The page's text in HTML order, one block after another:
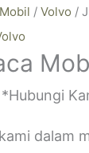
/ Volvo /
*Hubungi
dalam